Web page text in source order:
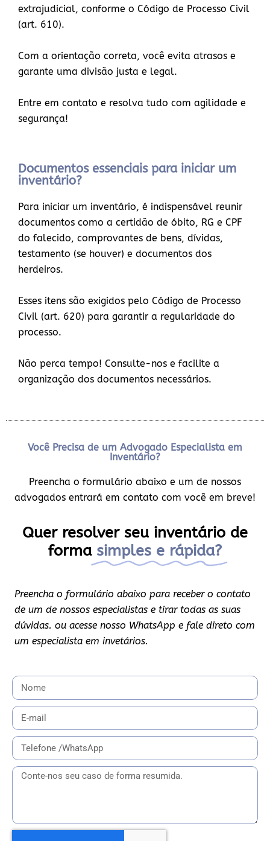
extrajudicial, conforme o Código de Processo Civil
(art. 610).
Com a orientação correta, você evita atrasos e
garante uma divisão justa e legal.
Entre em contato e resolva tudo com agilidade e
segurança!
Documentos essenciais para iniciar um
inventário?
Para iniciar um inventário, é indispensável reunir
documentos como a certidão de óbito, RG e CPF
do falecido, comprovantes de bens, dívidas,
testamento (se houver) e documentos dos
herdeiros.
Esses itens são exigidos pelo Código de Processo
Civil (art. 620) para garantir a regularidade do
processo.
Não perca tempo! Consulte-nos e facilite a
organização dos documentos necessários.
Você Precisa de um Advogado Especialista em
Inventário?
Preencha o formulário abaixo e um de nossos
advogados entrará em contato com você em breve!
Quer resolver seu inventário de
forma simples e rápida?
Preencha o formulário abaixo para receber o contato
de um de nossos especialistas e tirar todas as suas
dúvidas. ou acesse nosso WhatsApp e fale direto com
um especialista em invetários.